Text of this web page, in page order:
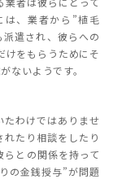
は、業者から”植毛
遣され、彼らへの
けをもらうためにそ
ないようです。
たわけではありませ
たり相談をしたり
らとの関係を持って
の金銭授与”が問題